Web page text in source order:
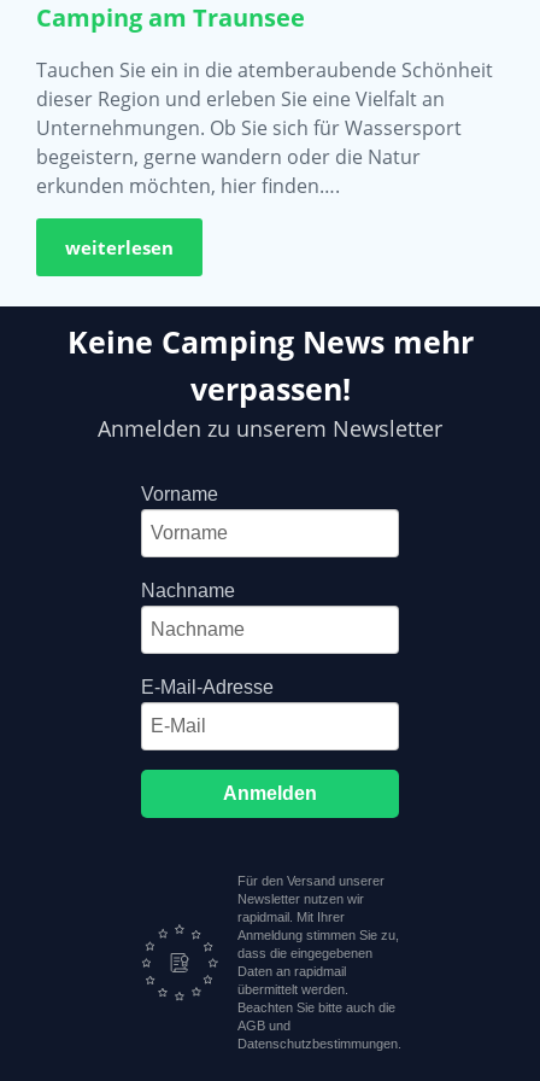
Camping am Traunsee
Tauchen Sie ein in die atemberaubende Schönheit
dieser Region und erleben Sie eine Vielfalt an
Unternehmungen. Ob Sie sich für Wassersport
begeistern, gerne wandern oder die Natur
erkunden möchten, hier finden….
weiterlesen
Keine Camping News mehr
verpassen!
Anmelden zu unserem Newsletter
Vorname
Nachname
E-Mail-Adresse
Anmelden
Für den Versand unserer
Newsletter nutzen wir
rapidmail. Mit Ihrer
Anmeldung stimmen Sie zu,
dass die eingegebenen
Daten an rapidmail
übermittelt werden.
Beachten Sie bitte auch die
AGB und
Datenschutzbestimmungen.